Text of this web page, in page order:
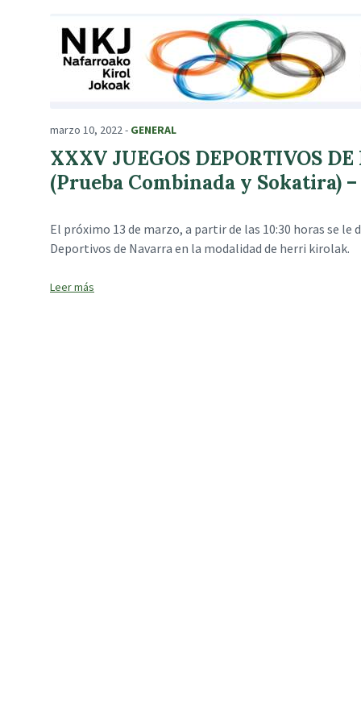
marzo 10, 2022- GENERAL
XXXV JUEGOS DEPORTIVOS
(Prueba Combinada y Sokatira)
El próximo 13 de marzo, a partir de las 10:30 horas se
Deportivos de Navarra en la modalidad de herri kirolak.